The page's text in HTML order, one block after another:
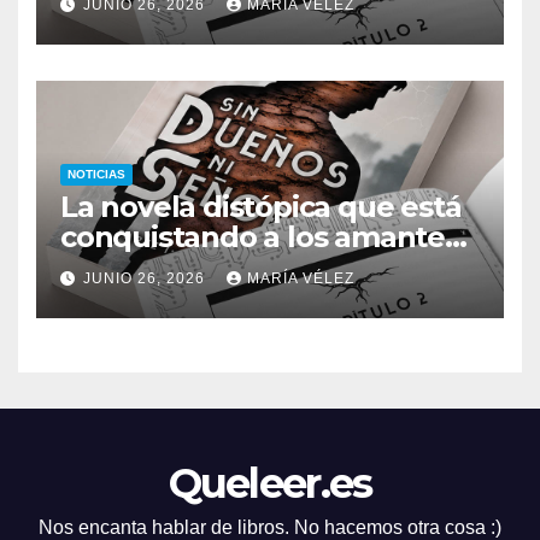
ficción: así es Sin dueños ni
señores
JUNIO 26, 2026 MARÍA VÉLEZ
NOTICIAS
La novela distópica que está
conquistando a los amantes
del romance y la ciencia
ficción: así es Sin dueños ni
señores
JUNIO 26, 2026 MARÍA VÉLEZ
Queleer.es
Nos encanta hablar de libros. No hacemos otra cosa :)